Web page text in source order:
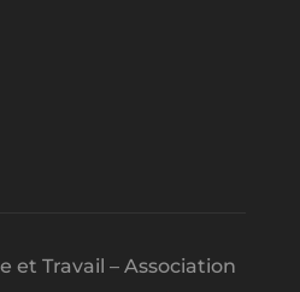
et Travail – Association